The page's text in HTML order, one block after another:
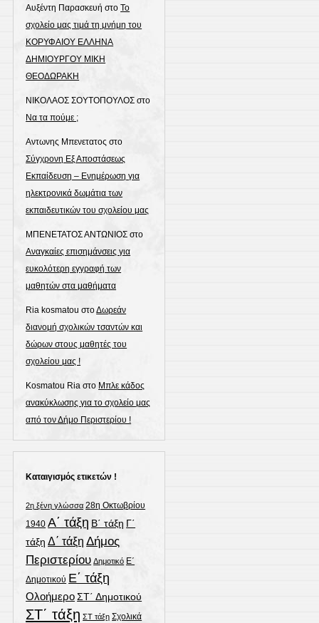
Αυξέντη Παρασκευή στοΤο
σχολείο μας τιμά τη μνήμη του
ΚΟΡΥΦΑΙΟΥ ΕΛΛΗΝΑ
ΔΗΜΙΟΥΡΓΟΥ ΜΙΚΗ
ΘΕΟΔΩΡΑΚΗ
ΝΙΚΟΛΑΟΣ ΣΟΥΤΟΠΟΥΛΟΣ στο
Να τα πούμε ;
Αντωνης Μπενετατος στο
Σύγχρονη Εξ Αποστάσεως
Εκπαίδευση – Ενημέρωση για
ηλεκτρονικά δωμάτια των
εκπαιδευτικών του σχολείου μας
ΜΠΕΝΕΤΑΤΟΣ ΑΝΤΩΝΙΟΣ στο
Αναγκαίες επισημάνσεις για
ευκολότερη εγγραφή των
μαθητών στα μαθήματα
Ria kosmatou στοΔωρεάν
διανομή σχολικών τσαντών και
δώρων στους μαθητές του
σχολείου μας !
Kosmatou Ria στο Μπλε κάδος
ανακύκλωσης για το σχολείο μας
από τον Δήμο Περιστερίου !
Καταιγισμός ετικετών !
2η ξένη γλώσσα 28η Οκτωβρίου
1940 Α΄ τάξη Β΄ τάξη Γ΄
τάξη Δ΄ τάξη Δήμος
Περιστερίου Δημοτικό Ε΄
Δημοτικού Ε΄ τάξη
ΟλοήμεροΣΤ΄ Δημοτικού
ΣΤ΄ τάξη ΣΤ τάξη Σχολικά